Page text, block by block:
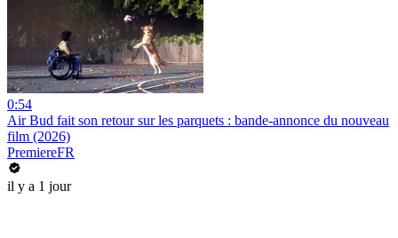
0:54
Air Bud fait son retour sur les parquets : bande-annonce du nouveau
film (2026)
PremiereFR
il y a 1 jour